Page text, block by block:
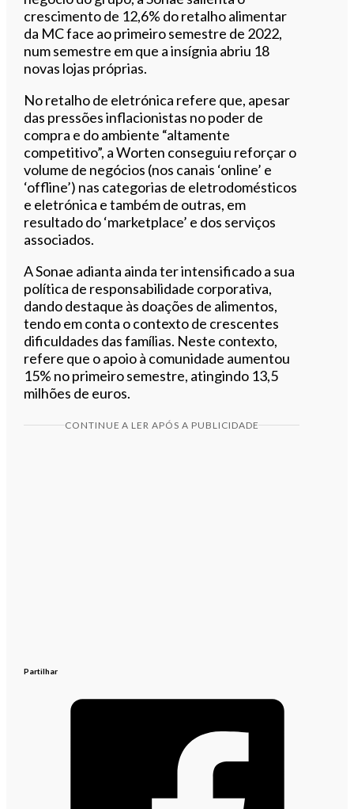
crescimento de 12,6% do retalho alimentar
da MC face ao primeiro semestre de 2022,
num semestre em que a insígnia abriu 18
novas lojas próprias.
No retalho de eletrónica refere que, apesar
das pressões inflacionistas no poder de
compra e do ambiente “altamente
competitivo”, a Worten conseguiu reforçar o
volume de negócios (nos canais ‘online’ e
‘offline’) nas categorias de eletrodomésticos
e eletrónica e também de outras, em
resultado do ‘marketplace’ e dos serviços
associados.
A Sonae adianta ainda ter intensificado a sua
política de responsabilidade corporativa,
dando destaque às doações de alimentos,
tendo em conta o contexto de crescentes
dificuldades das famílias. Neste contexto,
refere que o apoio à comunidade aumentou
15% no primeiro semestre, atingindo 13,5
milhões de euros.
CONTINUE A LER APÓS A PUBLICIDADE
Partilhar